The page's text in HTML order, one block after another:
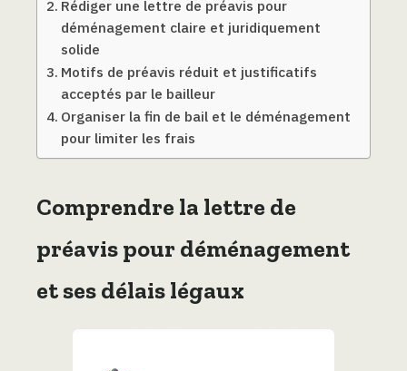
Rédiger une lettre de préavis pour
déménagement claire et juridiquement
solide
Motifs de préavis réduit et justificatifs
acceptés par le bailleur
Organiser la fin de bail et le déménagement
pour limiter les frais
Comprendre la lettre de
préavis pour déménagement
et ses délais légaux